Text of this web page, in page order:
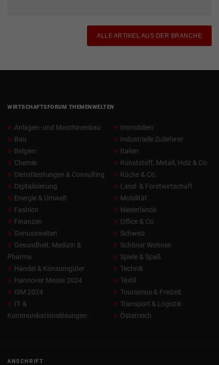
ALLE ARTIKEL AUS DER BRANCHE
WIRTSCHAFTSFORUM THEMENWELTEN
Anlagen- und Maschinenbau
Bau
Belgien
Chemie
Dienstleistungen & Consulting
Digitalisierung
Energie & Umwelt
Fashion
Finanzen
Genusswelten
Gesundheit, Medizin &
Pharma
Handel & Konsumgüter
Hannover Messe 2024
ISM 2024
IT- &
Kommunikationslösungen
Immobilien
Industrielle Zulieferer
Italien
Kunststoff, Metall, Holz & Co.
Küche & Co.
Land- & Forstwirtschaft
Mobilität
Niederlande
Office & Co.
Schweiz
Schöner Wohnen
Spiele & Spaß
Technik
Textil
Tourismus & Freizeit
Transport & Logistik
Österreich
ANSCHRIFT